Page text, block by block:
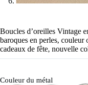
Boucles d’oreilles Vintage
baroques en perles, couleur
cadeaux de fête, nouvelle
Couleur du métal